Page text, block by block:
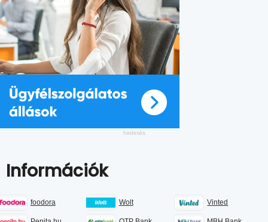
Információk
foodora Wolt Vinted